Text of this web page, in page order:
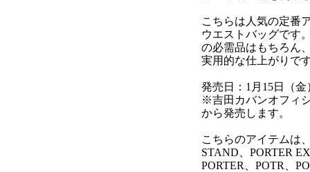
こちらは人気の定番
ウエストバッグです
の必需品はもちろん
実用的な仕上がりで
発売日：1月15日（金
※吉田カバンオフィ
から発売します。
こちらのアイテムは
STAND、PORTER
PORTER、POTR、